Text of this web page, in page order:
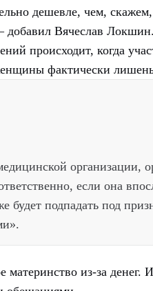
дешевле, чем,
добавил Вячеслав Локшин.
происходит, когда
фактически
если она
будет подпадать под
из-за денег.